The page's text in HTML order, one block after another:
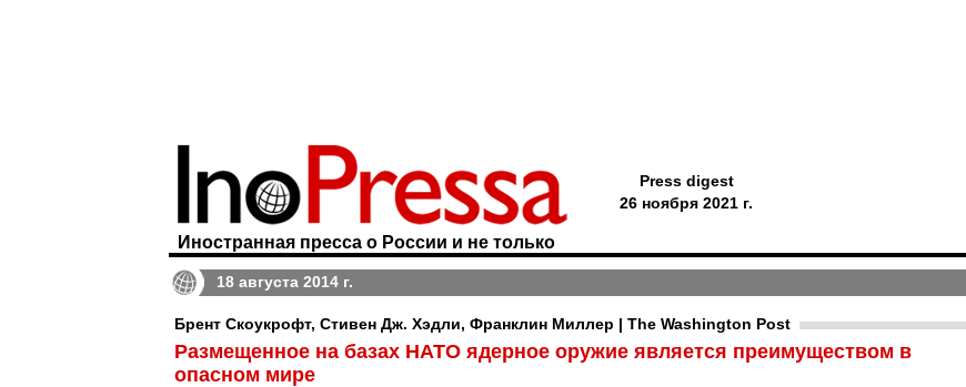
Иностранная пресса о России и не только
Press digest
26 ноября 2021 г.
18 августа 2014 г.
Брент Скоукрофт, Стивен Дж. Хэдли, Франклин Миллер | The Washington Post
Размещенное на базах НАТО ядерное оружие является преимуществом в
опасном мире